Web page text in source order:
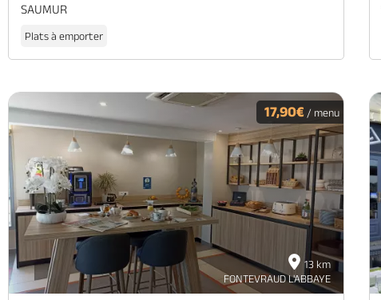
SAUMUR
Plats à emporter
13 km
FONTEVRAUD L'ABBAYE
17,90€/ menu